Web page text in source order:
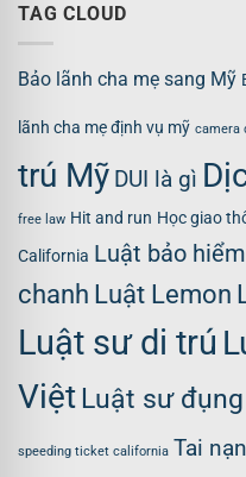
TAG CLOUD
Bảo lãnh cha mẹ sang Mỹ
lãnh cha mẹ định vụ mỹ camera
trú Mỹ DUI là gì
free law Hit and run Học giao
California Luật bảo
chanh Luật Lemon
Luật sư di trú
ViệtLuật sư
speeding ticket california Tai